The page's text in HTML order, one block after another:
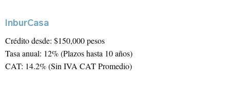
InburCasa
Crédito desde: $150,000 pesos
Tasa anual: 12% (Plazos hasta 10 años)
CAT: 14.2% (Sin IVA CAT Promedio)